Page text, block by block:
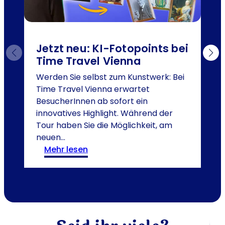
Jetzt neu: KI-Fotopoints bei
Time Travel Vienna
Werden Sie selbst zum Kunstwerk: Bei
Time Travel Vienna erwartet
BesucherInnen ab sofort ein
innovatives Highlight. Während der
Tour haben Sie die Möglichkeit, am
neuen…
mehr lesen
J
n